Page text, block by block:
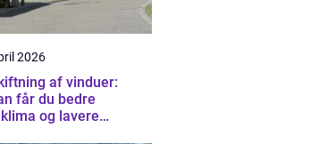
2026
af vinduer:
får du bedre
og lavere